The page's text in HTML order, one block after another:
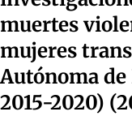
muertes
mujeres
Autónoma de
2015-2020)